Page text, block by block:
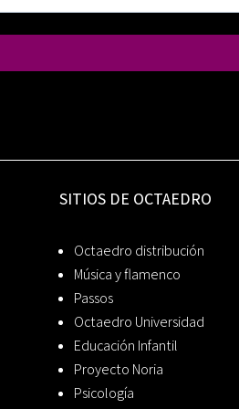
SITIOS DE OCTAEDRO
Octaedro distribución
Música y flamenco
Passos
Octaedro Universidad
Educación Infantil
Proyecto Noria
Psicología